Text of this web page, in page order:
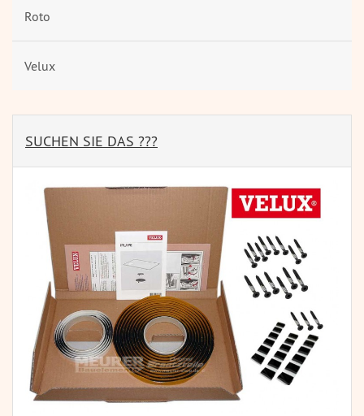
Roto
Velux
SUCHEN SIE DAS ???